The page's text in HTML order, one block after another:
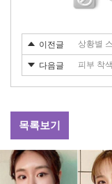
이전글 상황별
다음글 피부 착
목록보기